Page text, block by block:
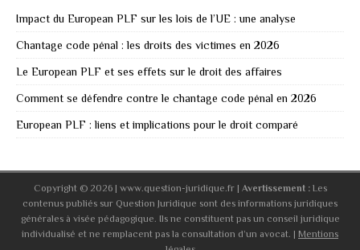
Impact du European PLF sur les lois de l’UE : une analyse
Chantage code pénal : les droits des victimes en 2026
Le European PLF et ses effets sur le droit des affaires
Comment se défendre contre le chantage code pénal en 2026
European PLF : liens et implications pour le droit comparé
Copyright © 2026 | www.question-juridique.fr | Avertissement :Les
contenus publiés sur Question Juridique sont des informations juridiques
générales à visée pédagogique. Ils ne constituent pas un conseil juridique
individualisé et ne remplacent pas la consultation d’un avocat. | Mentions